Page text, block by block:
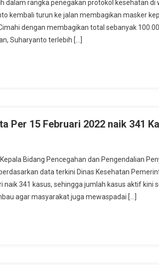
dalam rangka penegakan protokol kesehatan
kembali turun ke jalan membagikan masker
dengan membagikan total sebanyak
Suharyanto terlebih […]
Per 15 Februari 2022 naik 341
Covid-
Bidang Pencegahan dan Pengendalian
data terkini Dinas Kesehatan
naik 341 kasus, sehingga jumlah kasus aktif kini
agar masyarakat juga mewaspadai […]